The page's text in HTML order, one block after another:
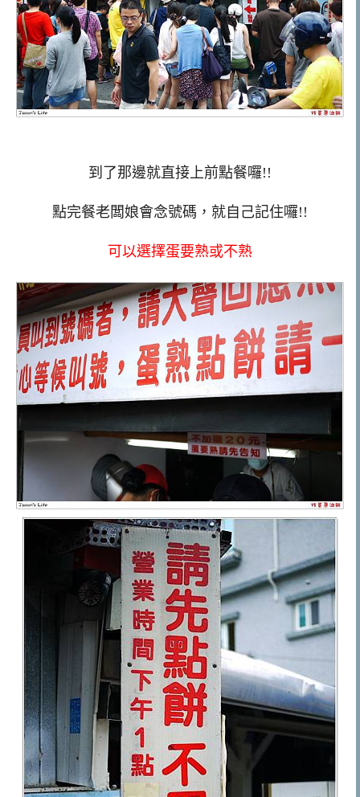
到了那邊就直接上前點餐囉!!
點完餐老闆娘會念號碼，就自己記住囉!!
可以選擇蛋要熟或不熟